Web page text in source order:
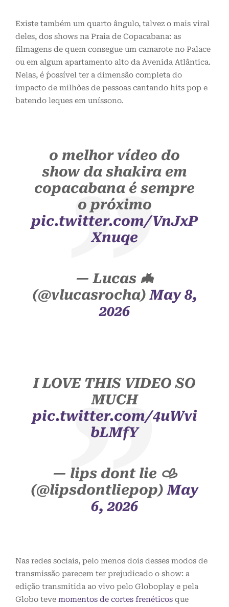
Existe também um quarto ângulo, talvez o mais viral
deles, dos shows na Praia de Copacabana: as
filmagens de quem consegue um camarote no Palace
ou em algum apartamento alto da Avenida Atlântica.
Nelas, é ´possível ter a dimensão completa do
impacto de milhões de pessoas cantando hits pop e
batendo leques em uníssono.
o melhor vídeo do
show da shakira em
copacabana é sempre
o próximo
pic.twitter.com/VnJxP
Xnuqe
— Lucas 🦇
(@vlucasrocha)May 8,
2026
I LOVE THIS VIDEO SO
MUCH
pic.twitter.com/4uWvi
bLMfY
— lips dont lie 𐚁
(@lipsdontliepop)May
6, 2026
Nas redes sociais, pelo menos dois desses modos de
transmissão parecem ter prejudicado o show: a
edição transmitida ao vivo pelo Globoplay e pela
Globo teve momentos de cortes frenéticos que